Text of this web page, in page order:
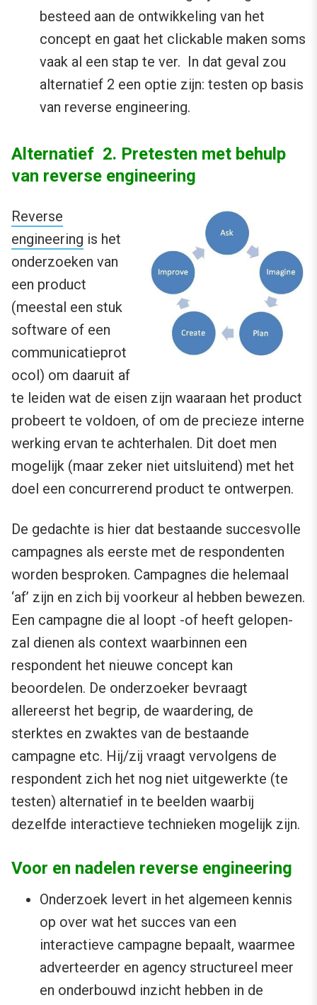
besteed aan de ontwikkeling van het
concept en gaat het clickable maken soms
vaak al een stap te ver. In dat geval zou
alternatief 2 een optie zijn: testen op basis
van reverse engineering.
Alternatief 2. Pretesten met behulp
van reverse engineering
Reverse
engineering is het
onderzoeken van
een product
(meestal een stuk
software of een
communicatieprot
ocol) om daaruit af
te leiden wat de eisen zijn waaraan het product
probeert te voldoen, of om de precieze interne
werking ervan te achterhalen. Dit doet men
mogelijk (maar zeker niet uitsluitend) met het
doel een concurrerend product te ontwerpen.
De gedachte is hier dat bestaande succesvolle
campagnes als eerste met de respondenten
worden besproken. Campagnes die helemaal
‘af’ zijn en zich bij voorkeur al hebben bewezen.
Een campagne die al loopt -of heeft gelopen-
zal dienen als context waarbinnen een
respondent het nieuwe concept kan
beoordelen. De onderzoeker bevraagt
allereerst het begrip, de waardering, de
sterktes en zwaktes van de bestaande
campagne etc. Hij/zij vraagt vervolgens de
respondent zich het nog niet uitgewerkte (te
testen) alternatief in te beelden waarbij
dezelfde interactieve technieken mogelijk zijn.
Voor en nadelen reverse engineering
Onderzoek levert in het algemeen kennis
op over wat het succes van een
interactieve campagne bepaalt, waarmee
adverteerder en agency structureel meer
en onderbouwd inzicht hebben in de